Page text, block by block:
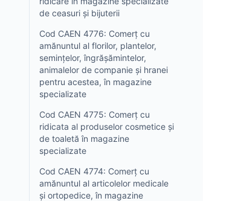
de ceasuri și bijuterii
Cod CAEN 4776: Comerț cu
amănuntul al florilor, plantelor,
semințelor, îngrășămintelor,
animalelor de companie și hranei
pentru acestea, în magazine
specializate
Cod CAEN 4775: Comerț cu
ridicata al produselor cosmetice și
de toaletă în magazine
specializate
Cod CAEN 4774: Comerț cu
amănuntul al articolelor medicale
și ortopedice, în magazine